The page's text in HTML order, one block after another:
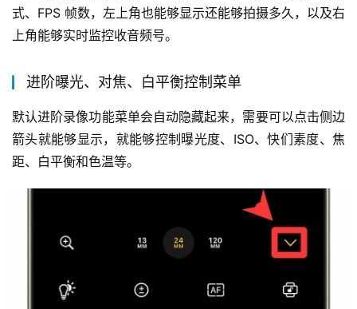
式、FPS 帧数，左上角也能够显示还能够拍摄多久，以及右
上角能够实时监控收音频号。
进阶曝光、对焦、白平衡控制菜单
默认进阶录像功能菜单会自动隐藏起来，需要可以点击侧边
箭头就能够显示，就能够控制曝光度、ISO、快们素度、焦
距、白平衡和色温等。